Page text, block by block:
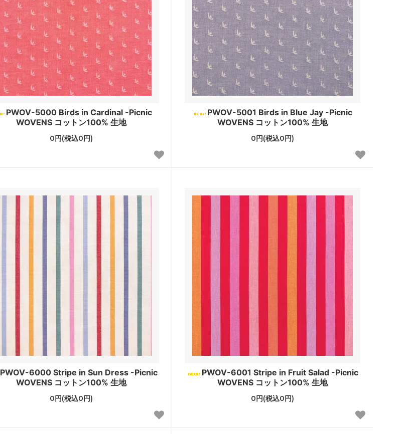
PWOV-5000 Birds in Cardinal -Picnic
WOVENS コットン100% 生地
0円(税込0円)
PWOV-5001 Birds in Blue Jay -Picnic
WOVENS コットン100% 生地
0円(税込0円)
PWOV-6000 Stripe in Sun Dress -Picnic
WOVENS コットン100% 生地
0円(税込0円)
PWOV-6001 Stripe in Fruit Salad -Picnic
WOVENS コットン100% 生地
0円(税込0円)